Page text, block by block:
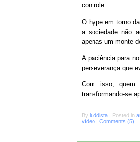
controle.
O hype em torno
a sociedade não
apenas um monte
A paciência para
perseverança que
Com isso, quem
transformando-se
By luddista | Posted in
vídeo | Comments (5)